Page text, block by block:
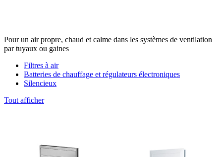
Pour un air propre, chaud et calme dans les systèmes de ventilation
par tuyaux ou gaines
Filtres à air
Batteries de chauffage et régulateurs électroniques
Silencieux
Tout afficher